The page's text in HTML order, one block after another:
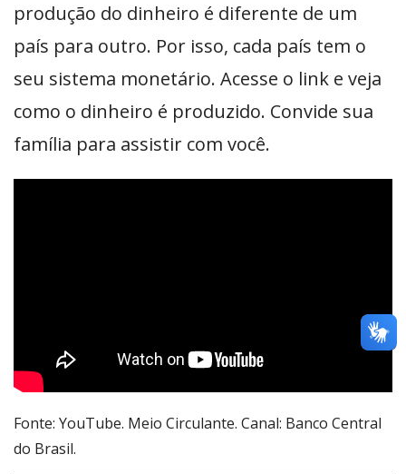
produção do dinheiro é diferente de um
país para outro. Por isso, cada país tem o
seu sistema monetário. Acesse o link e veja
como o dinheiro é produzido. Convide sua
família para assistir com você.
Fonte: YouTube. Meio Circulante. Canal: Banco Central
do Brasil.